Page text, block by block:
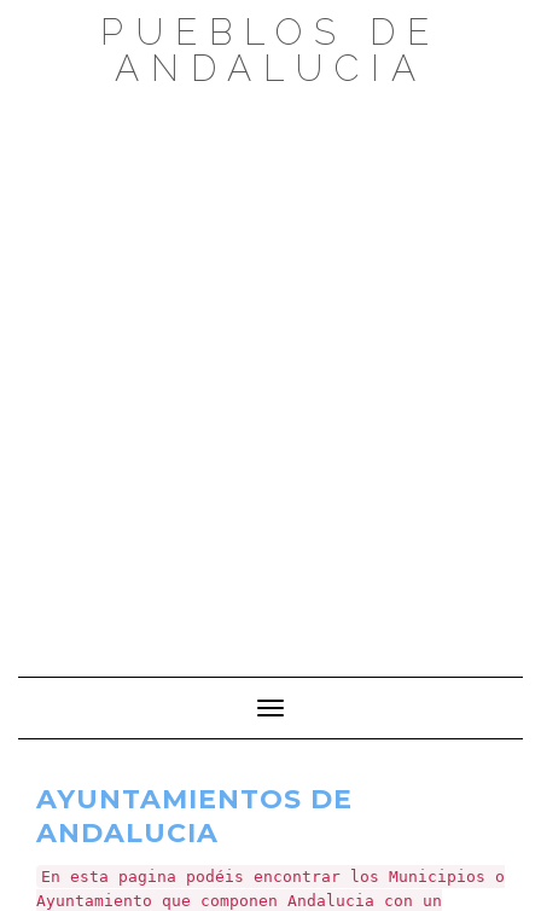
PUEBLOS DE
ANDALUCIA
Cambiar modo de navegación
AYUNTAMIENTOS DE
ANDALUCIA
En esta pagina podéis encontrar los Municipios o
Ayuntamiento que componen Andalucia con un